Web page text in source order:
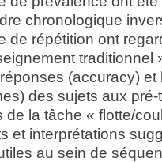
chronologique
de répétition ont
traditionnel
(accuracy) et
des sujets aux
de la tâche « flotte/
et interprétations
au sein de